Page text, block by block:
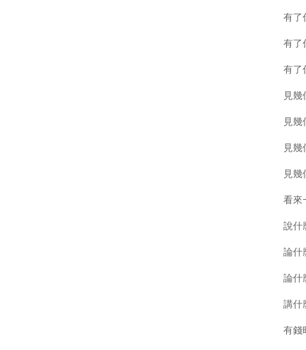
有了
有了
有了
見幾
見幾
見幾
見幾
看來
說什
論什
論什
講什
有錢